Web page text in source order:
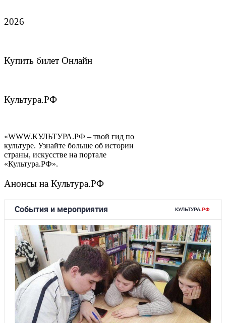
2026
Купить билет Онлайн
Культура.РФ
«WWW.КУЛЬТУРА.РФ – твой гид по
культуре. Узнайте больше об истории
страны, искусстве на портале
«Культура.РФ».
Анонсы на Культура.РФ